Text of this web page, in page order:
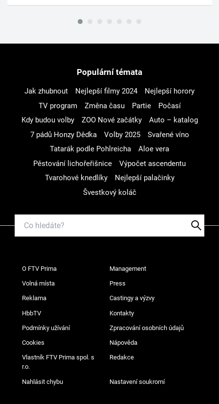
Populární témata
Jak zhubnout Nejlepší filmy 2024
Nejlepší horory
TV program
Změna času Partie
Počasí
Kdy budou volby
ZOO Nové začátky
Auto – katalog
7 pádů Honzy Dědka
Volby 2025
Svařené víno
Tatarák podle Pohlreicha
Aloe vera
Pěstování lichořeřišnice
Výpočet ascendentu
Tvarohové knedlíky
Nejlepší palačinky
Švestkový koláč
O FTV Prima Management
Volná místa Press
Reklama Castingy a výzvy
HbbTV Kontakty
Podmínky užívání Zpracování osobních údajů
Cookies Nápověda
Vlastník FTV Prima spol. s
r.o.
Redakce
Nahlásit chybu Nastavení soukromí